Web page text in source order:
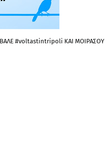
ΒΑΛΕ #voltastintripoli ΚΑΙ ΜΟΙΡΑΣΟΥ